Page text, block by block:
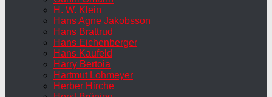
H. W. Klein
Hans Agne Jakobsson
Hans Brattrud
Hans Eichenberger
Hans Kaufeld
Harry Bertoia
Hartmut Lohmeyer
Herber Hirche